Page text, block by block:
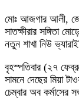
মোঃ আজগার আলী,
সাতক্ষীরার সঙ্গিতা
নতুন শাখা নিউ
বৃহস্পতিবার (২৭
সামনে দেছের মিয়া
চেম্বার অব কর্মাসের